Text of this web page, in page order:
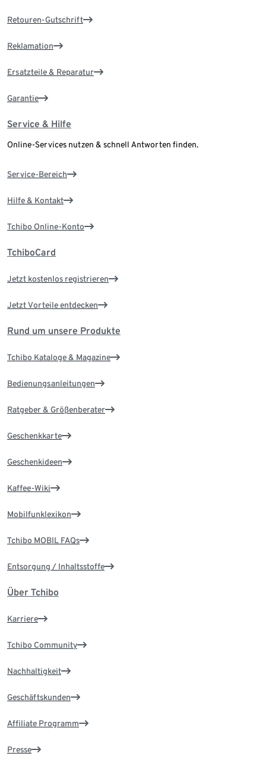
Retouren-Gutschrift
Reklamation
Ersatzteile & Reparatur
Garantie
Service & Hilfe
Online-Services nutzen & schnell Antworten finden.
Service-Bereich
Hilfe & Kontakt
Tchibo Online-Konto
TchiboCard
Jetzt kostenlos registrieren
Jetzt Vorteile entdecken
Rund um unsere Produkte
Tchibo Kataloge & Magazine
Bedienungsanleitungen
Ratgeber & Größenberater
Geschenkkarte
Geschenkideen
Kaffee-Wiki
Mobilfunklexikon
Tchibo MOBIL FAQs
Entsorgung / Inhaltsstoffe
Über Tchibo
Karriere
Tchibo Community
Nachhaltigkeit
Geschäftskunden
Affiliate Programm
Presse